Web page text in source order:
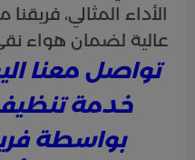
الأداء المثالي،
عالية لضمان هواء
تواصل معنا
خدمة
بواسطة